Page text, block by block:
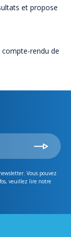
et propose
compte-rendu de
Vous pouvez
veuillez lire notre